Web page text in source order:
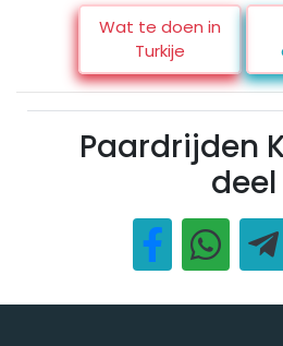
Wat te doen in
Turkije
Paardrijden
deel